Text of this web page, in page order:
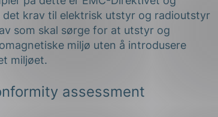
krav til elektrisk utstyr og radioutstyr
som skal sørge for at utstyr og
miljø uten å introdusere
miljøet.
assessment